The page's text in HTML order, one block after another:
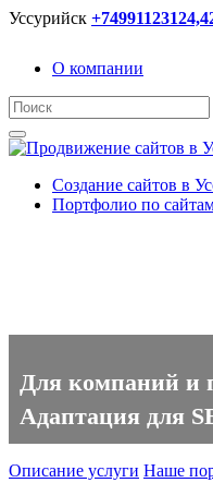
Уссурийск
О компании
Создание сайтов в
Портфолио по
Для компаний и
Адаптация для
Описание услуги Наше